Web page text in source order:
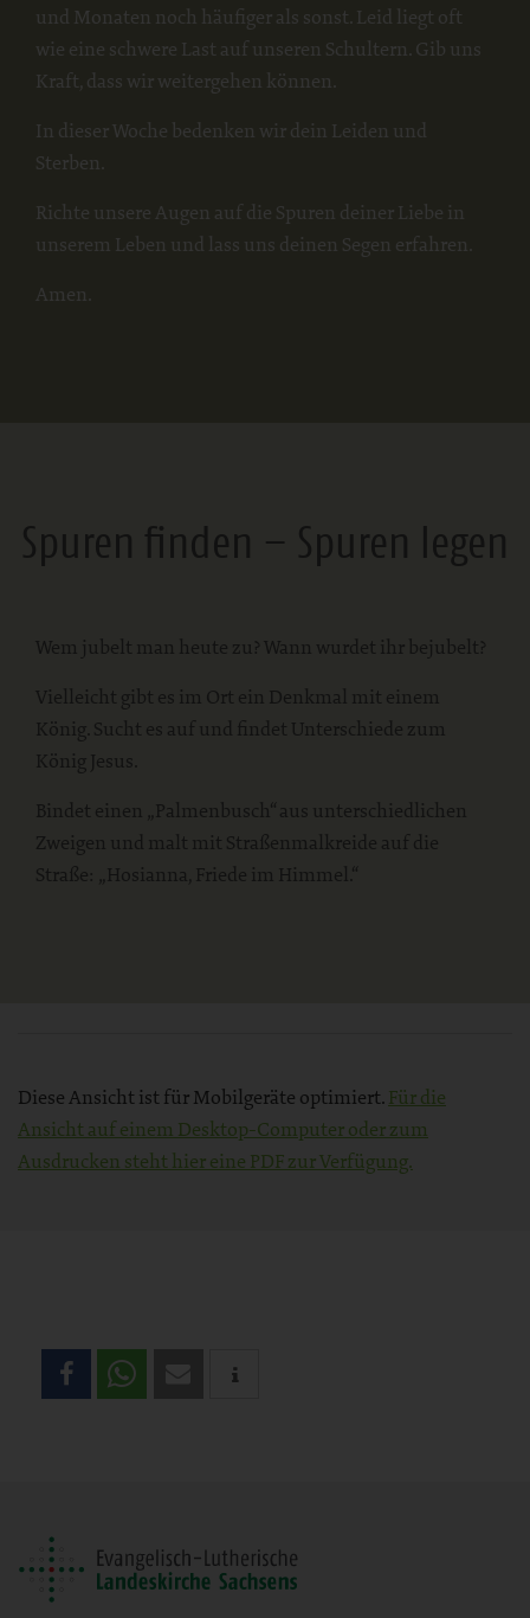
und Monaten noch häufiger als sonst. Leid liegt oft
wie eine schwere Last auf unseren Schultern. Gib uns
Kraft, dass wir weitergehen können.
In dieser Woche bedenken wir dein Leiden und
Sterben.
Richte unsere Augen auf die Spuren deiner Liebe in
unserem Leben und lass uns deinen Segen erfahren.
Amen.
Spuren finden – Spuren legen
Wem jubelt man heute zu? Wann wurdet ihr bejubelt?
Vielleicht gibt es im Ort ein Denkmal mit einem
König. Sucht es auf und findet Unterschiede zum
König Jesus.
Bindet einen „Palmenbusch“ aus unterschiedlichen
Zweigen und malt mit Straßenmalkreide auf die
Straße: „Hosianna, Friede im Himmel.“
Diese Ansicht ist für Mobilgeräte optimiert.Für die
Ansicht auf einem Desktop-Computer oder zum
Ausdrucken steht hier eine PDF zur Verfügung.
Teilen
Sie